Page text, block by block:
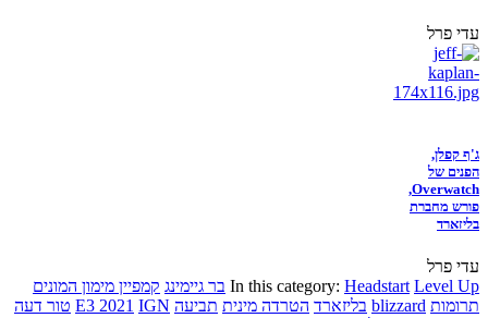
עדי פרל
ג'ף קפלן,
הפנים של
Overwatch,
פורש מחברת
בליזארד
עדי פרל
In this category: Headstart Level Up בר גיימינג קמפיין מימון המונים
תרומות blizzard בליזארד הטרדה מינית תביעה E3 2021 IGN
טור דעה